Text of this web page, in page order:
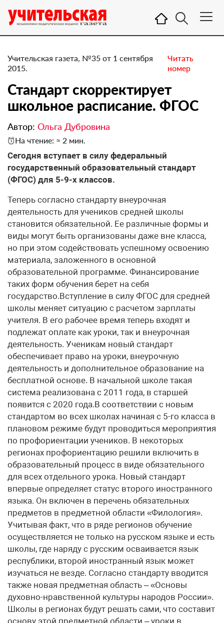
Учительская газета, №35 от 1 сентября
2015.
Читать
номер
Стандарт скорректирует
школьное расписание. ФГОС
Автор: Ольга Дубровина
На чтение: ≈ 2 мин.
Сегодня вступает в силу федеральный
государственный образовательный стандарт
(ФГОС) для 5-9-х классов.
Теперь согласно стандарту внеурочная
деятельность для учеников средней школы
становится обязательной. Ее различные формы и
виды могут быть организованы даже вне класса,
но при этом содействовать успешному освоению
материала, заложенного в основной
образовательной программе. Финансирование
таких форм обучения берет на себя
государство.Вступление в силу ФГОС для средней
школы меняет ситуацию с расчетом зарплаты
учителя. В его рабочее время теперь входят и
подлежат оплате как уроки, так и внеурочная
деятельность. Ученикам новый стандарт
обеспечивает право на уроки, внеурочную
деятельность и дополнительное образование на
бесплатной основе. В начальной школе такая
система реализована с 2011 года, в старшей
появится с 2020 года.В соответствии с новым
стандартом во всех школах начиная с 5-го класса в
плановом режиме будут проводиться мероприятия
по профориентации учеников. В некоторых
регионах профориентацию решили включить в
образовательный процесс в виде обязательного
для всех отдельного урока. Новый стандарт
впервые определяет статус второго иностранного
языка. Он включен в перечень обязательных
предметов в предметной области «Филология».
Учитывая факт, что в ряде регионов обучение
осуществляется не только на русском языке и есть
школы, где наряду с русским осваивается язык
республики, второй иностранный язык может
изучаться не везде. Согласно стандарту вводится
также новая предметная область – «Основы
духовно-нравственной культуры народов России».
Школы в регионах будут решать сами, что составит
основу этой предметной области – уроки в